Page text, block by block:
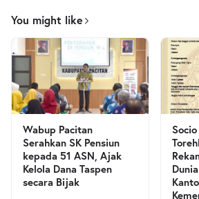
You might like
Wabup Pacitan
Serahkan SK Pensiun
kepada 51 ASN, Ajak
Kelola Dana Taspen
secara Bijak